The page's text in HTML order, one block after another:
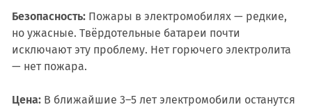
Безопасность:Пожары в электромобилях — редкие,
но ужасные. Твёрдотельные батареи почти
исключают эту проблему. Нет горючего электролита
— нет пожара.
Цена:В ближайшие 3–5 лет электромобили останутся